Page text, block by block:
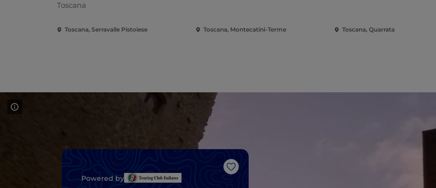
Toscana
Toscana, Serravalle Pistoiese Toscana, Montecatini-Terme Toscana, Quarrata
Like
Powered by